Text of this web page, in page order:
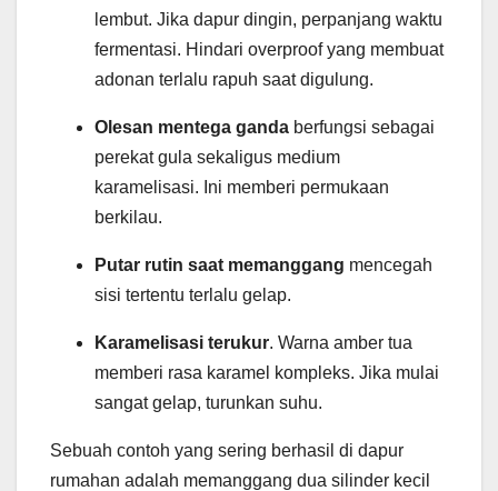
lembut. Jika dapur dingin, perpanjang waktu
fermentasi. Hindari overproof yang membuat
adonan terlalu rapuh saat digulung.
Olesan mentega ganda berfungsi sebagai
perekat gula sekaligus medium
karamelisasi. Ini memberi permukaan
berkilau.
Putar rutin saat memanggang mencegah
sisi tertentu terlalu gelap.
Karamelisasi terukur. Warna amber tua
memberi rasa karamel kompleks. Jika mulai
sangat gelap, turunkan suhu.
Sebuah contoh yang sering berhasil di dapur
rumahan adalah memanggang dua silinder kecil